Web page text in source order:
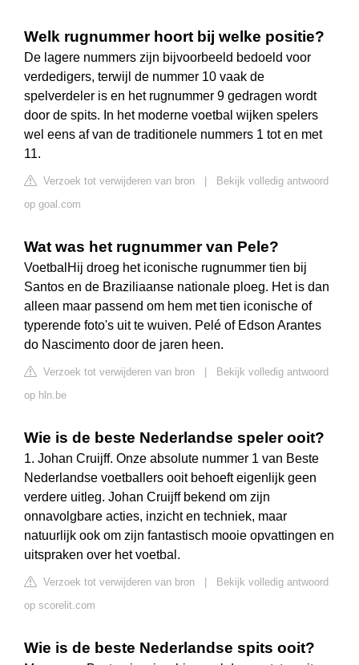
Welk rugnummer hoort bij welke positie?
De lagere nummers zijn bijvoorbeeld bedoeld voor
verdedigers, terwijl de nummer 10 vaak de
spelverdeler is en het rugnummer 9 gedragen wordt
door de spits. In het moderne voetbal wijken spelers
wel eens af van de traditionele nummers 1 tot en met
11.
Verzoek tot verwijderen van bron
Bekijk volledig antwoord
op goal.com
Wat was het rugnummer van Pele?
VoetbalHij droeg het iconische rugnummer tien bij
Santos en de Braziliaanse nationale ploeg. Het is dan
alleen maar passend om hem met tien iconische of
typerende foto's uit te wuiven. Pelé of Edson Arantes
do Nascimento door de jaren heen.
Verzoek tot verwijderen van bron
Bekijk volledig antwoord
op hln.be
Wie is de beste Nederlandse speler ooit?
1. Johan Cruijff. Onze absolute nummer 1 van Beste
Nederlandse voetballers ooit behoeft eigenlijk geen
verdere uitleg. Johan Cruijff bekend om zijn
onnavolgbare acties, inzicht en techniek, maar
natuurlijk ook om zijn fantastisch mooie opvattingen en
uitspraken over het voetbal.
Verzoek tot verwijderen van bron
Bekijk volledig antwoord
op scorelit.com
Wie is de beste Nederlandse spits ooit?